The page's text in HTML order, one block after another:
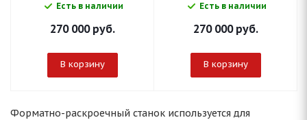
Есть в наличии
270 000руб.
В корзину
Есть в наличии
270 000руб.
В корзину
Форматно-раскроечный станок используется для